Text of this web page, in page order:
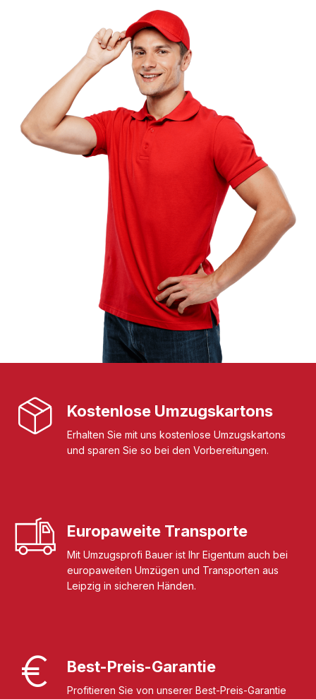
Kostenlose Umzugskartons
Erhalten Sie mit uns kostenlose Umzugskartons
und sparen Sie so bei den Vorbereitungen.
Europaweite Transporte
Mit Umzugsprofi Bauer ist Ihr Eigentum auch bei
europaweiten Umzügen und Transporten aus
Leipzig in sicheren Händen.
Best-Preis-Garantie
Profitieren Sie von unserer Best-Preis-Garantie